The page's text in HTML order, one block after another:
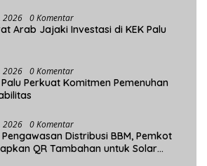
2026 0 Komentar
Arab Jajaki Investasi di KEK Palu
2026 0 Komentar
Perkuat Komitmen Pemenuhan
2026 0 Komentar
Distribusi BBM, Pemkot
QR Tambahan untuk Solar